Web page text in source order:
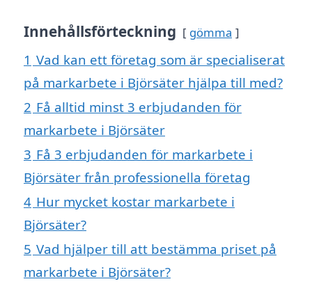
Innehållsförteckning gömma
1 Vad kan ett företag som är specialiserat
på markarbete i Björsäter hjälpa till med?
2 Få alltid minst 3 erbjudanden för
markarbete i Björsäter
3 Få 3 erbjudanden för markarbete i
Björsäter från professionella företag
4 Hur mycket kostar markarbete i
Björsäter?
5 Vad hjälper till att bestämma priset på
markarbete i Björsäter?